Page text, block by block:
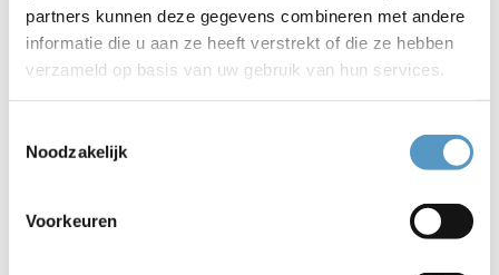
partners kunnen deze gegevens combineren met andere
informatie die u aan ze heeft verstrekt of die ze hebben
verzameld op basis van uw gebruik van hun services.
Noodzakelijk
Voorkeuren